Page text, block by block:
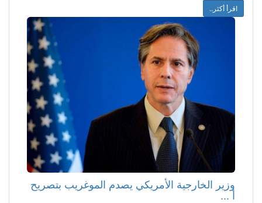
اقرأ أكثر..
وزير الخارجية الأمريكي يصدم الموغريب بتصريح
أ ...